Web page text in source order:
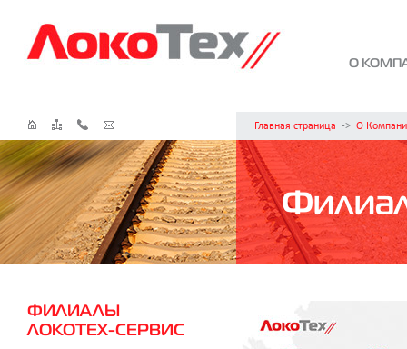
О
Главная страница -> О
ФИЛИАЛЫ
ЛОКОТЕХ-СЕРВИС